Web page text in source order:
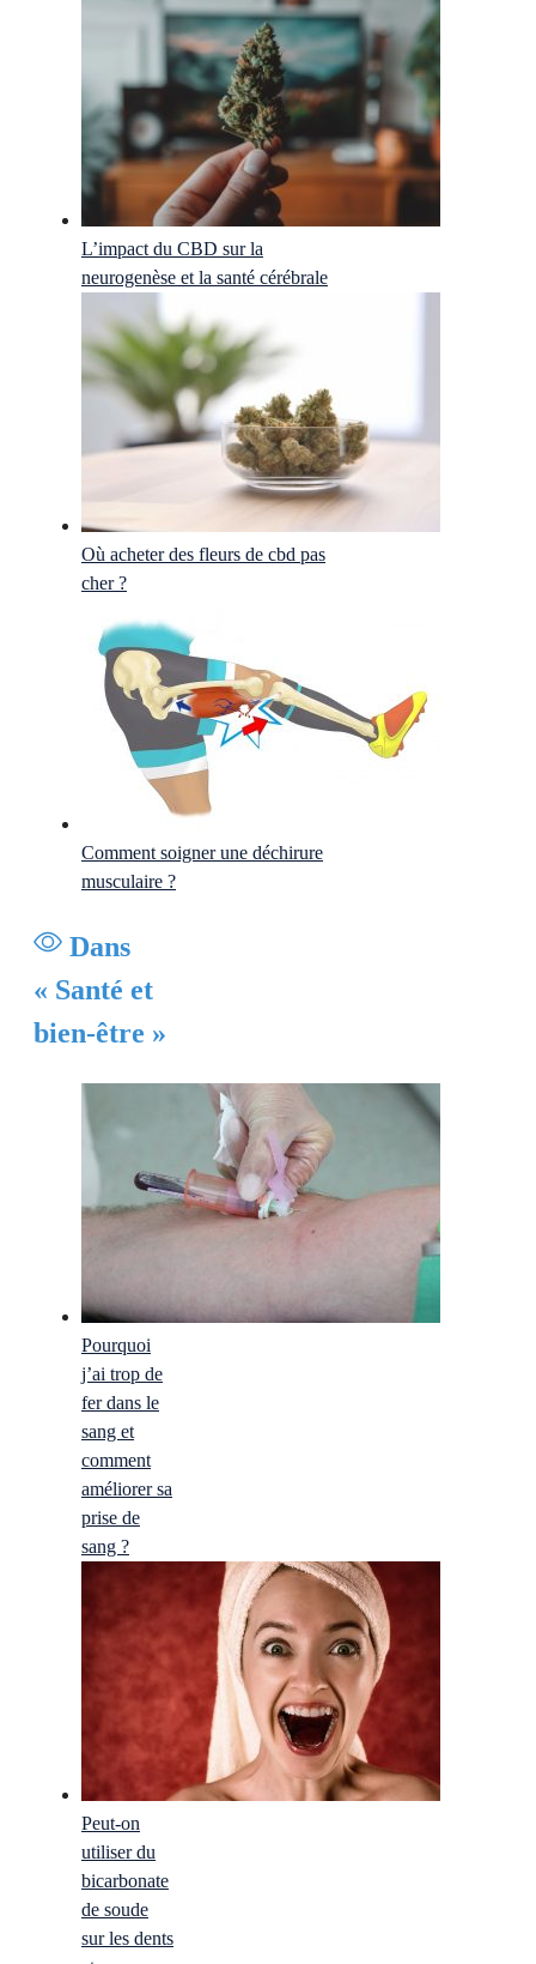
L’impact du CBD sur la
neurogenèse et la santé cérébrale
Où acheter des fleurs de cbd pas
cher ?
Comment soigner une déchirure
musculaire ?
Dans
« Santé et
bien-être »
Pourquoi
j’ai trop de
fer dans le
sang et
comment
améliorer sa
prise de
sang ?
Peut-on
utiliser du
bicarbonate
de soude
sur les dents